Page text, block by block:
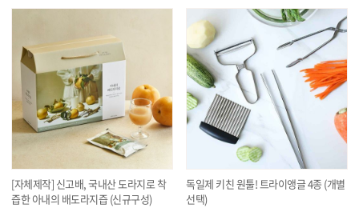
[자체제작] 신고배, 국내산 도라지로 착
즙한 아내의 배도라지즙 (신규구성)
독일제 키친 원툴! 트라이앵글 4종 (개별
선택)